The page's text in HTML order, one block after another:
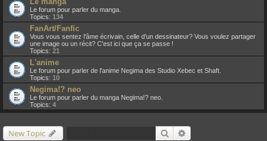
Le forum pour parler du manga.
Topics: 134
FanArt/Fanfic
Vous vous sentez l'âme écrivain, celle d'un dessinateur? Vous voulez partager
une image ou un récit? C'est ici que ça se passe !
Topics: 21
L'anime
Le forum pour parler de l'anime Negima des Studio Xebec et Shaft.
Topics: 10
Negima!? neo
Le forum pour parler du manga Negima!? neo.
Topics: 4
New Topic Search